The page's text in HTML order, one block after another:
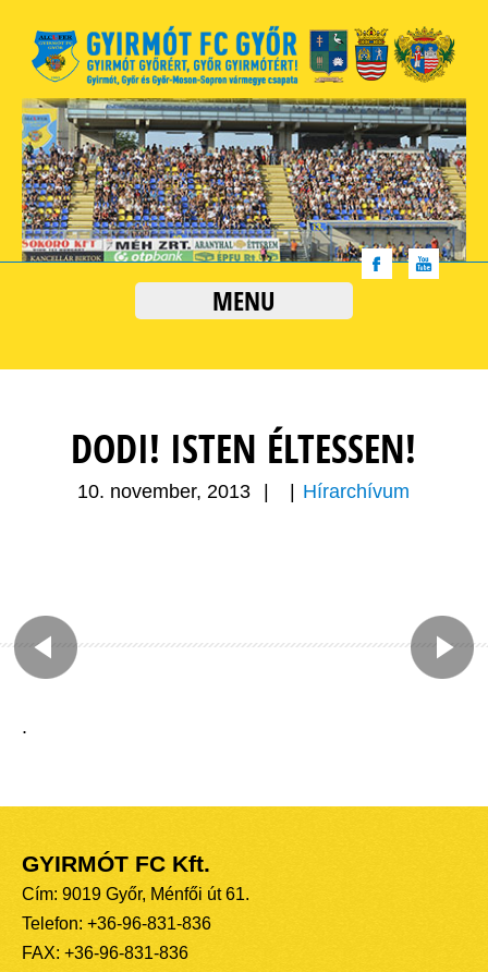
MENU
DODI! ISTEN ÉLTESSEN!
10. november, 2013 Hírarchívum
.
GYIRMÓT FC Kft.
Cím: 9019 Győr, Ménfői út 61.
Telefon: +36-96-831-836
FAX: +36-96-831-836